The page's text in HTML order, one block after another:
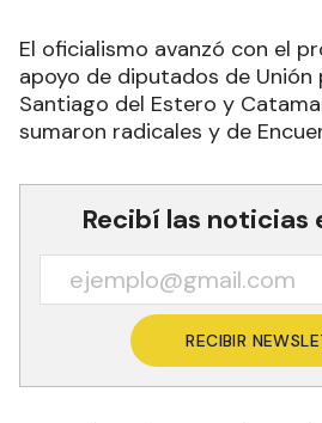
El oficialismo avanzó con el
apoyo de diputados de Unión
Santiago del Estero y
sumaron radicales y de
Recibí las noticias
RECIBIR